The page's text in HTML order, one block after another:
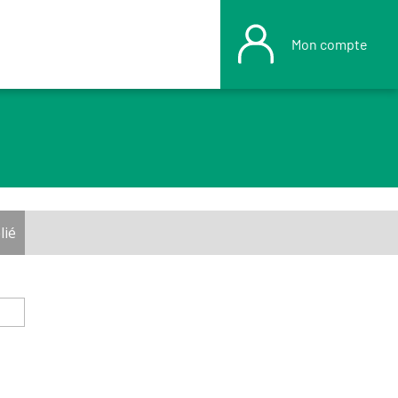
Mon compte